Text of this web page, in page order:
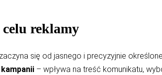
reklamy
się od jasnego i precyzyjnie
– wpływa na treść komunikatu,